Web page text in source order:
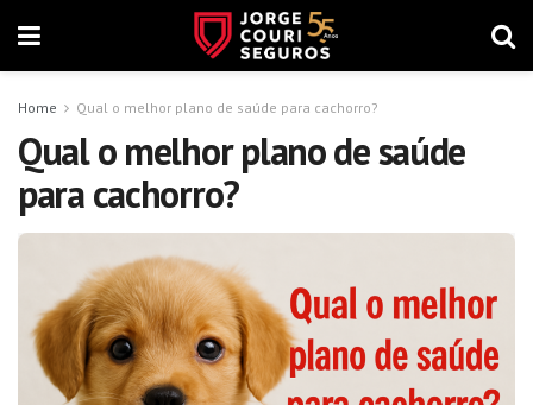
Home Qual o melhor plano de saúde para cachorro?
Qual o melhor plano de saúde
para cachorro?